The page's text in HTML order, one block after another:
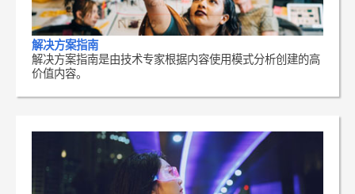
解决方案指南
解决方案指南是由技术专家根据内容使用模式分析创建的高
价值内容。